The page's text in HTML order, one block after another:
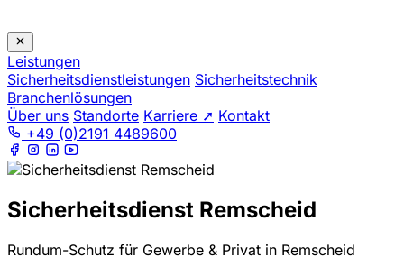
Leistungen
Sicherheitsdienstleistungen Sicherheitstechnik
Branchenlösungen
Über uns Standorte Karriere ➚ Kontakt
+49 (0)2191 4489600
Sicherheitsdienst Remscheid
Rundum-Schutz für Gewerbe & Privat in Remscheid